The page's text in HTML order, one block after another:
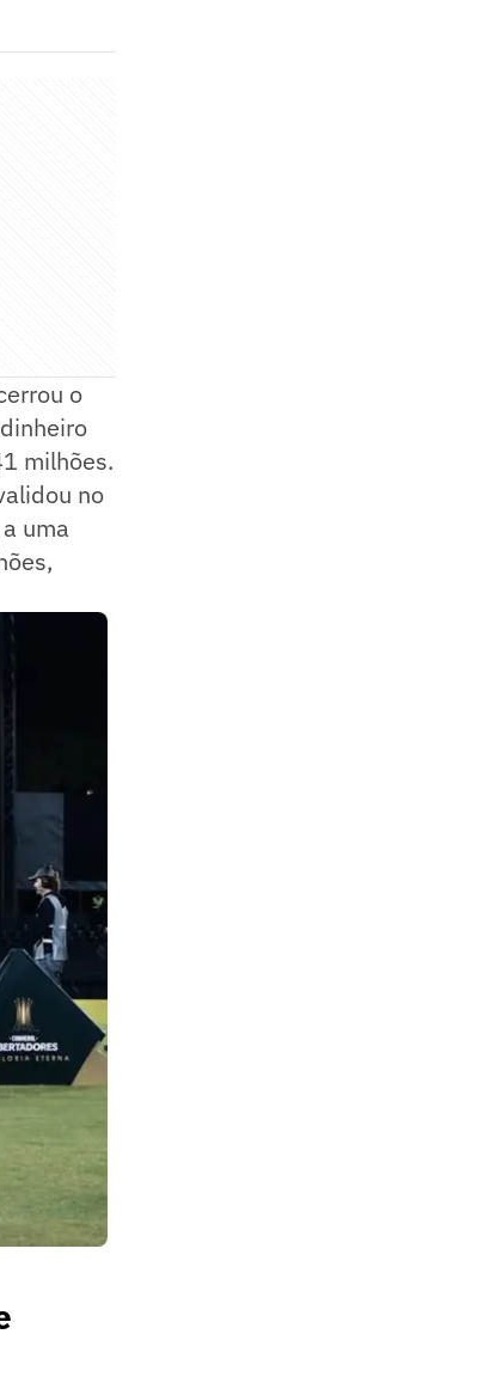
o
milhões.
no
uma